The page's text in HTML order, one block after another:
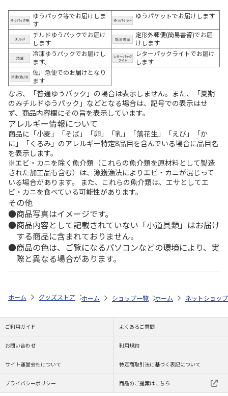
ゆうパック等でお届けしま
す
ゆうパケットでお届けします
チルドゆうパックでお届け
します
定形外郵便(簡易書留)でお届
けします
冷凍ゆうパックでお届けし
ます。
レターパックライトでお届け
します
佐川急便でのお届けとなり
ます
なお、「普通ゆうパック」の場合は表示しません。また、「夏期
のみチルドゆうパック」などとなる場合は、記号での表示はせ
ず、商品内容欄にその旨を表示しています。
アレルギー情報について
商品に「小麦」「そば」「卵」「乳」「落花生」「えび」「か
に」「くるみ」のアレルギー特定8品目を含んでいる場合に品目名
を表示します。
※エビ・カニを除く魚介類（これらの魚介類を原材料として製造
された加工品も含む）は、漁獲漁法によりエビ・カニが混じって
いる場合があります。 また、これらの魚介類は、エサとしてエ
ビ・カニを食べている可能性があります。
その他
商品写真はイメージです。
商品内容として記載されていない「小道具類」はお届け
する商品に含まれておりません。
商品の色は、ご覧になるパソコンなどの環境により、実
際と異なる場合があります。
ホーム グッズストア スポーツ・スポーツ選手 NPB（日本野球機構）
ホーム ショップ一覧 レッツ 26SNOOPY
ホーム ネットショップ
ご利用ガイド よくあるご質問
お問い合わせ 利用規約
サイト運営会社について 特定商取引法に基づく表記について
プライバシーポリシー 商品のご提案はこちら